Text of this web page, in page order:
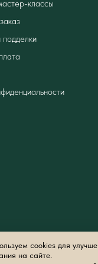
классы
cookies для
на сайте.